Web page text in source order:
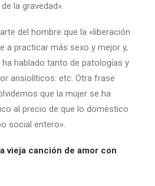
la gravedad».
del hombre que la «liberación
a practicar más sexo y mejor y,
hablado tanto de patologías y
ansiolíticos. etc. Otra frase
que la mujer se ha
al precio de que lo doméstico
social entero».
vieja canción de amor con